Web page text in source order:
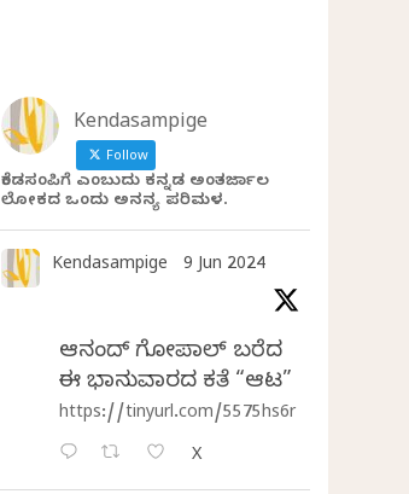
Kendasampige
Follow
ಕೆಂಡಸಂಪಿಗೆ ಎಂಬುದು ಕನ್ನಡ ಅಂತರ್ಜಾಲ
ಲೋಕದ ಒಂದು ಅನನ್ಯ ಪರಿಮಳ.
Kendasampige 9 Jun 2024
ಆನಂದ್‌ ಗೋಪಾಲ್‌ ಬರೆದ
ಈ ಭಾನುವಾರದ ಕತೆ “ಆಟ”
https://tinyurl.com/5575hs6r
X